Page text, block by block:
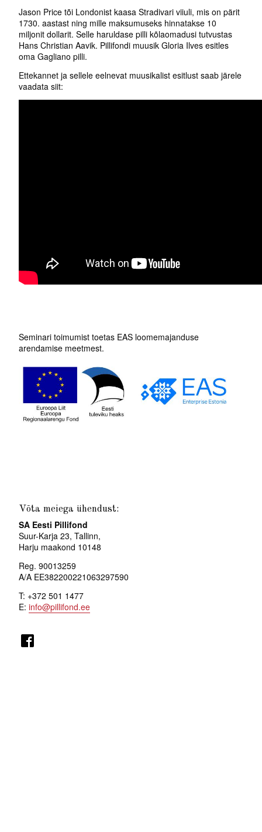
Jason Price tõi Londonist kaasa Stradivari viiuli, mis on pärit
1730. aastast ning mille maksumuseks hinnatakse 10
miljonit dollarit. Selle haruldase pilli kõlaomadusi tutvustas
Hans Christian Aavik. Pillifondi muusik Gloria Ilves esitles
oma Gagliano pilli.
Ettekannet ja sellele eelnevat muusikalist esitlust saab järele
vaadata siit:
Seminari toimumist toetas EAS loomemajanduse
arendamise meetmest.
Võta meiega ühendust:
SA Eesti Pillifond
Suur-Karja 23, Tallinn,
Harju maakond 10148
Reg. 90013259
A/A EE382200221063297590
T: +372 501 1477
E:info@pillifond.ee